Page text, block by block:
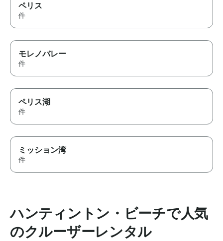
ペリス
件
モレノバレー
件
ペリス湖
件
ミッション湾
件
ハンティントン・ビーチで人気
のクルーザーレンタル